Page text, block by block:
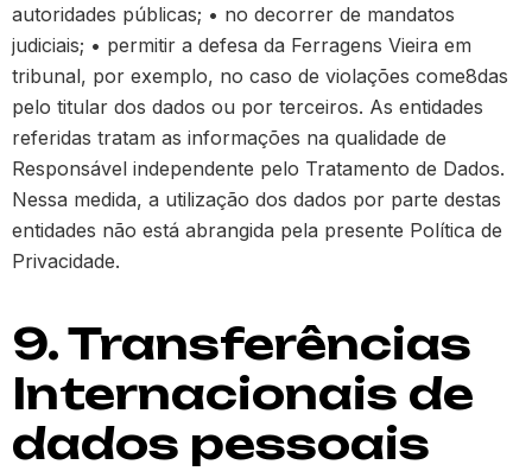
autoridades públicas; • no decorrer de mandatos
judiciais; • permitir a defesa da Ferragens Vieira em
tribunal, por exemplo, no caso de violações come8das
pelo titular dos dados ou por terceiros. As entidades
referidas tratam as informações na qualidade de
Responsável independente pelo Tratamento de Dados.
Nessa medida, a utilização dos dados por parte destas
entidades não está abrangida pela presente Política de
Privacidade.
9. Transferências
Internacionais de
dados pessoais